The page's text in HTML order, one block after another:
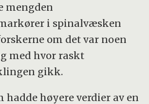
mengden
i spinalvæsken
om det var noen
med hvor raskt
gikk.
hadde høyere verdier av en